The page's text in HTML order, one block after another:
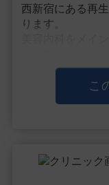
西新宿にある再
ります。
ります。
医療技術はもち
様お一人お一人
こ